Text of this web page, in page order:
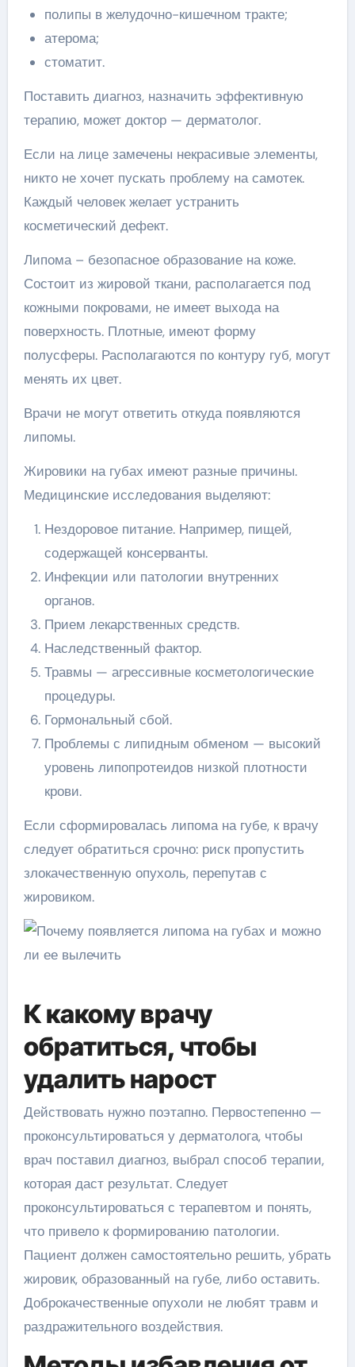
полипы в желудочно-кишечном тракте;
атерома;
стоматит.
Поставить диагноз, назначить эффективную
терапию, может доктор — дерматолог.
Если на лице замечены некрасивые элементы,
никто не хочет пускать проблему на самотек.
Каждый человек желает устранить
косметический дефект.
Липома – безопасное образование на коже.
Состоит из жировой ткани, располагается под
кожными покровами, не имеет выхода на
поверхность. Плотные, имеют форму
полусферы. Располагаются по контуру губ, могут
менять их цвет.
Врачи не могут ответить откуда появляются
липомы.
Жировики на губах имеют разные причины.
Медицинские исследования выделяют:
Нездоровое питание. Например, пищей,
содержащей консерванты.
Инфекции или патологии внутренних
органов.
Прием лекарственных средств.
Наследственный фактор.
Травмы — агрессивные косметологические
процедуры.
Гормональный сбой.
Проблемы с липидным обменом — высокий
уровень липопротеидов низкой плотности
крови.
Если сформировалась липома на губе, к врачу
следует обратиться срочно: риск пропустить
злокачественную опухоль, перепутав с
жировиком.
К какому врачу
обратиться, чтобы
удалить нарост
Действовать нужно поэтапно. Первостепенно —
проконсультироваться у дерматолога, чтобы
врач поставил диагноз, выбрал способ терапии,
которая даст результат. Следует
проконсультироваться с терапевтом и понять,
что привело к формированию патологии.
Пациент должен самостоятельно решить, убрать
жировик, образованный на губе, либо оставить.
Доброкачественные опухоли не любят травм и
раздражительного воздействия.